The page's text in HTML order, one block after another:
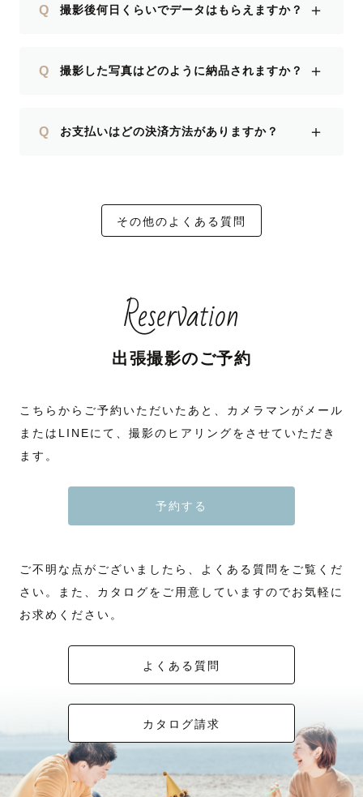
Q 撮影後何日くらいでデータはもらえますか？ ＋
Q 撮影した写真はどのように納品されますか？ ＋
Q お支払いはどの決済方法がありますか？ ＋
その他のよくある質問
Reservation
出張撮影のご予約
こちらからご予約いただいたあと、カメラマンがメール
またはLINEにて、撮影のヒアリングをさせていただき
ます。
予約する
ご不明な点がございましたら、よくある質問をご覧くだ
さい。また、カタログをご用意していますのでお気軽に
お求めください。
よくある質問
カタログ請求